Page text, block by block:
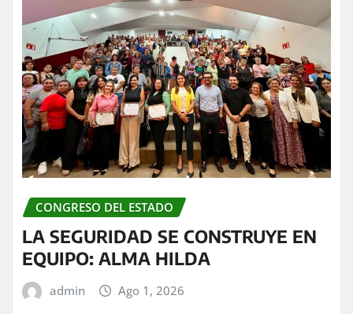
CONGRESO DEL ESTADO
LA SEGURIDAD SE CONSTRUYE EN
EQUIPO: ALMA HILDA
admin Ago 1, 2026